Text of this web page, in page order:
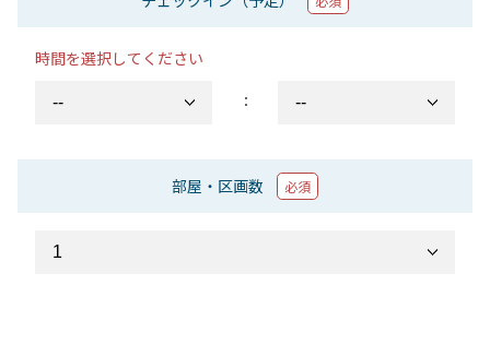
時間を選択してください
：
部屋・区画数 必須